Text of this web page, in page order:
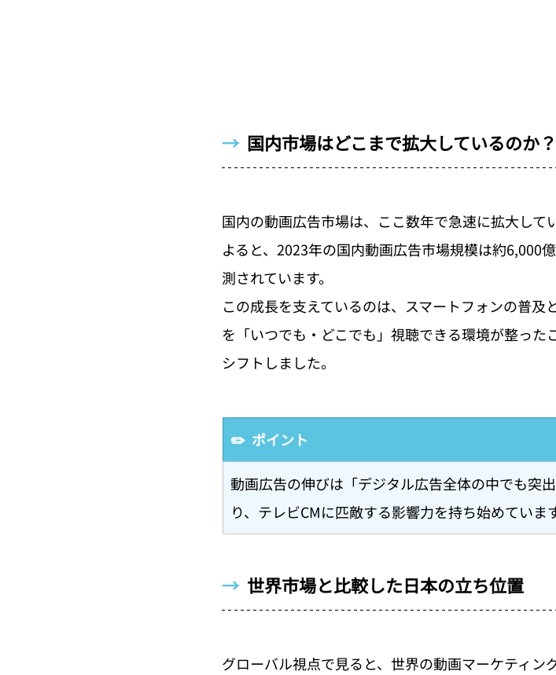
→ 国内市場はどこまで拡大しているのか？
国内の動画広告市場は、ここ数年で急速に拡大して
よると、2023年の国内動画広告市場規模は約6,000
測されています。
この成長を支えているのは、スマートフォンの普及
を「いつでも・どこでも」視聴できる環境が整った
シフトしました。
✏️  ポイント
動画広告の伸びは「デジタル広告全体の中でも突
り、テレビCMに匹敵する影響力を持ち始めています
→ 世界市場と比較した日本の立ち位置
グローバル視点で見ると、世界の動画マーケティン